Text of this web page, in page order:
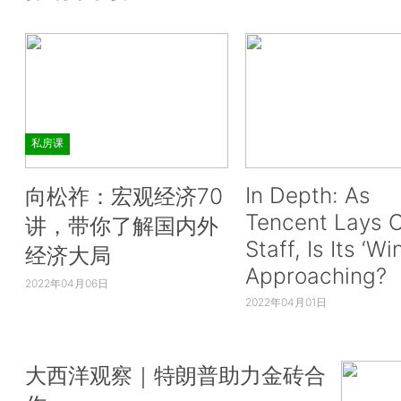
私房课
向松祚：宏观经济70
讲，带你了解国内外
经济大局
2022年04月06日
In Depth: As
Tencent Lays
Staff, Is Its
Approaching?
2022年04月01日
大西洋观察｜特朗普助力金砖合